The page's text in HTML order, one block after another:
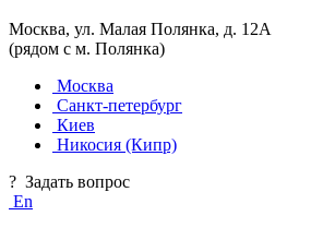
Москва, ул. Малая Полянка, д. 12А
(рядом с м. Полянка)
Москва
Санкт-петербург
Киев
Никосия (Кипр)
? Задать вопрос
En